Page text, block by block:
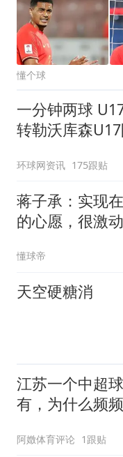
懂个球
一分钟两球
转勒沃库森
环球网资讯 175跟贴
蒋子承：实现
的心愿，很激
懂球帝
天空硬糖消
江苏一个中超
有，为什么频
阿嬍体育评论 1跟贴